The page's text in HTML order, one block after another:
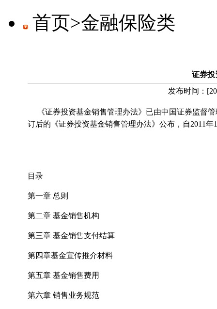
首页>金融保险类
证券投
发布时间： [
《证券投资基金销售管理办法》已由中国证券监督管
订后的《证券投资基金销售管理办法》公布，自2011年
目录
第一章 总则
第二章 基金销售机构
第三章 基金销售支付结算
第四章基金宣传推介材料
第五章 基金销售费用
第六章 销售业务规范